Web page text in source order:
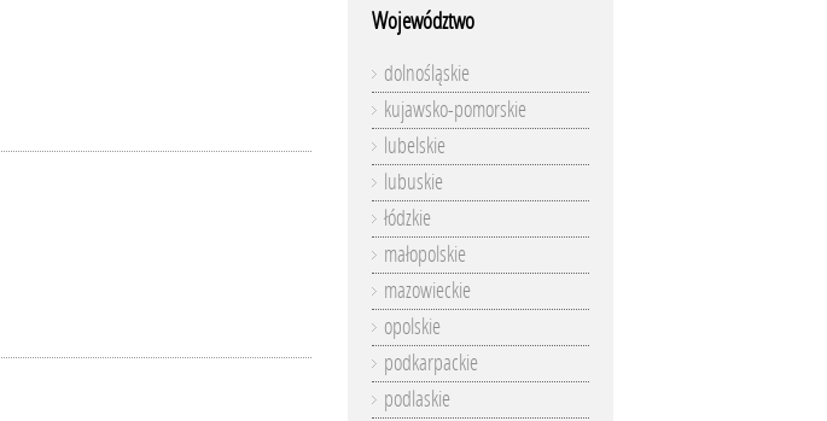
Województwo
dolnośląskie
kujawsko-pomorskie
lubelskie
lubuskie
łódzkie
małopolskie
mazowieckie
opolskie
podkarpackie
podlaskie